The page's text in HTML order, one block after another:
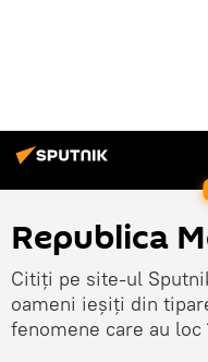
Republica
Citiți pe site-ul
oameni ieșiți din
fenomene care au